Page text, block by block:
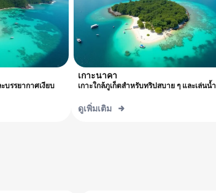
บรรยากาศเงียบ
เกาะนาคา
เกาะใกล้ภูเก็ตสำหรับทริปสบาย ๆ และเล่นน้ำ
ดูเพิ่มเติม